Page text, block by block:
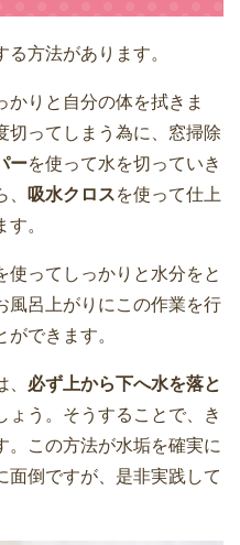
方法があります。
かりと自分の体を拭きま
切ってしまう為に、窓掃除
ーを使って水を切っていき
吸水クロスを使って仕上
。
使ってしっかりと水分をと
風呂上がりにこの作業を行
できます。
必ず上から下へ水を落と
ょう。そうすることで、き
。この方法が水垢を確実に
面倒ですが、是非実践して